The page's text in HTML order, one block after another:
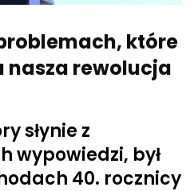
które
nasza rewolucja
słynie z
wypowiedzi, był
40. rocznicy